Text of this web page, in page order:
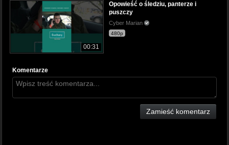
00:31
Opowieść o śledziu, panterze i
puszczy
Cyber Marian
480p
Komentarze
Zamieść komentarz